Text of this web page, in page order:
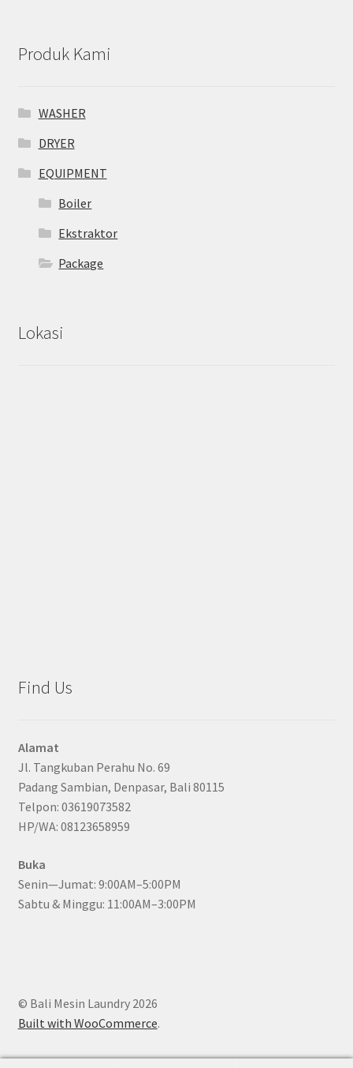
Produk Kami
WASHER
DRYER
EQUIPMENT
Boiler
Ekstraktor
Package
Lokasi
Find Us
Alamat
Jl. Tangkuban Perahu No. 69
Padang Sambian, Denpasar, Bali 80115
Telpon: 03619073582
HP/WA: 08123658959
Buka
Senin—Jumat: 9:00AM–5:00PM
Sabtu & Minggu: 11:00AM–3:00PM
© Bali Mesin Laundry 2026
Built with WooCommerce.